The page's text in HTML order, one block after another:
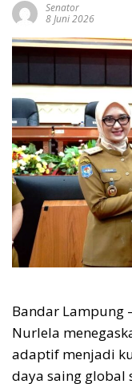
Senator
8 Juni 2026
Bandar Lampung
Nurlela
adaptif menjadi
daya saing global